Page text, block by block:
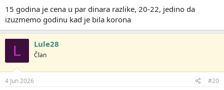
15 godina je cena u par dinara razlike, 20-22, jedino da
izuzmemo godinu kad je bila korona
L Lule28
Član
4 Jun 2026 #20